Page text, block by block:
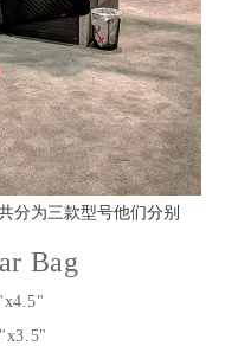
分为三款型号他们分别
Bag